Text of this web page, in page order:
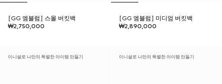
[GG 엠블럼] 스몰 버킷백
₩2,750,000
[GG 엠블럼] 미디엄 버킷백
₩2,890,000
이니셜로 나만의 특별한 아이템 만들기 이니셜로 나만의 특별한 아이템 만들기